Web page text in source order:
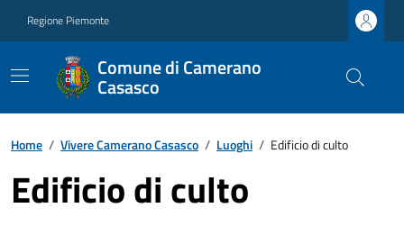
Regione Piemonte
Comune di Camerano
Casasco
Home / Vivere Camerano Casasco / Luoghi / Edificio di culto
Edificio di culto